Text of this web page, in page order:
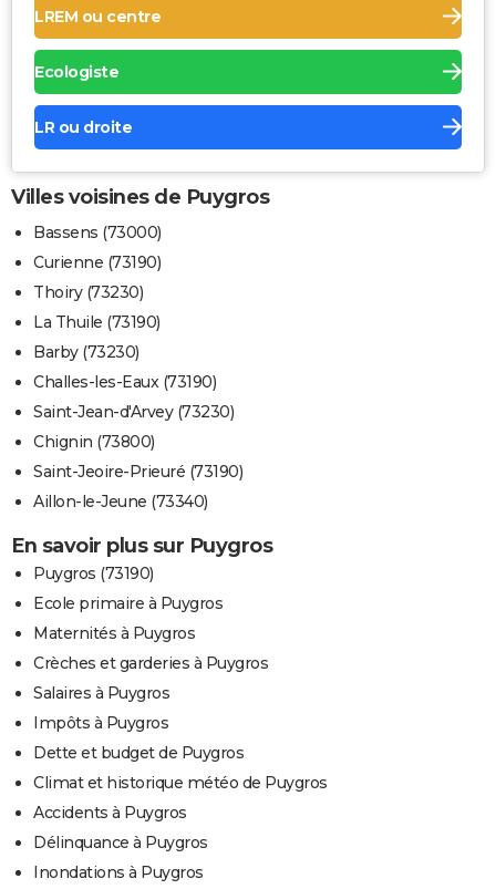
LREM ou centre
Ecologiste
LR ou droite
Villes voisines de Puygros
Bassens (73000)
Curienne (73190)
Thoiry (73230)
La Thuile (73190)
Barby (73230)
Challes-les-Eaux (73190)
Saint-Jean-d'Arvey (73230)
Chignin (73800)
Saint-Jeoire-Prieuré (73190)
Aillon-le-Jeune (73340)
En savoir plus sur Puygros
Puygros (73190)
Ecole primaire à Puygros
Maternités à Puygros
Crèches et garderies à Puygros
Salaires à Puygros
Impôts à Puygros
Dette et budget de Puygros
Climat et historique météo de Puygros
Accidents à Puygros
Délinquance à Puygros
Inondations à Puygros